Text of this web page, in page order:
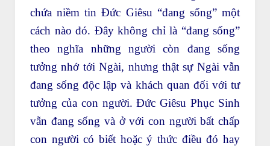
chứa niềm tin Đức Giêsu “đang sống” một
cách nào đó. Đây không chỉ là “đang sống”
theo nghĩa những người còn đang sống
tưởng nhớ tới Ngài, nhưng thật sự Ngài vẫn
đang sống độc lập và khách quan đối với tư
tưởng của con người. Đức Giêsu Phục Sinh
vẫn đang sống và ở với con người bất chấp
con người có biết hoặc ý thức điều đó hay